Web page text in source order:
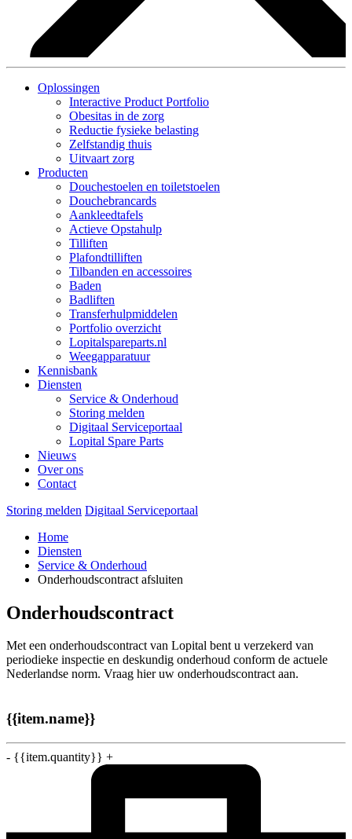
Oplossingen
Interactive Product Portfolio
Obesitas in de zorg
Reductie fysieke belasting
Zelfstandig thuis
Uitvaart zorg
Producten
Douchestoelen en toiletstoelen
Douchebrancards
Aankleedtafels
Actieve Opstahulp
Tilliften
Plafondtilliften
Tilbanden en accessoires
Baden
Badliften
Transferhulpmiddelen
Portfolio overzicht
Lopitalspareparts.nl
Weegapparatuur
Kennisbank
Diensten
Service & Onderhoud
Storing melden
Digitaal Serviceportaal
Lopital Spare Parts
Nieuws
Over ons
Contact
Storing melden Digitaal Serviceportaal
Home
Diensten
Service & Onderhoud
Onderhoudscontract afsluiten
Onderhoudscontract
Met een onderhoudscontract van Lopital bent u verzekerd van
periodieke inspectie en deskundig onderhoud conform de actuele
Nederlandse norm. Vraag hier uw onderhoudscontract aan.
{{item.name}}
- {{item.quantity}} +